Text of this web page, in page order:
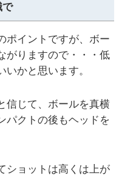
で
ポイントですが、ボー
がりますので・・・低
かと思います。
信じて、ボールを真横
パクトの後もヘッドを
ショットは高くは上が